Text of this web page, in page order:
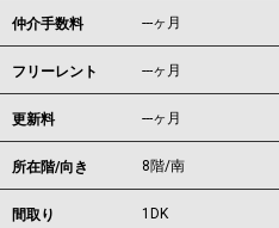
仲介手数料 ---ヶ月
フリーレント ---ヶ月
更新料 ---ヶ月
所在階/向き 8階/南
間取り 1DK